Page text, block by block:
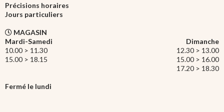
Précisions horaires
Jours particuliers
MAGASIN
Mardi-Samedi
Dimanche
10.00 > 11.30
12.30 > 13.00
15.00 > 18.15
15.00 > 16.00
17.20 > 18.30
Fermé le lundi